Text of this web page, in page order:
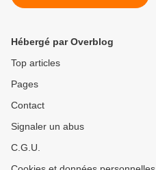
Hébergé par Overblog
Top articles
Pages
Contact
Signaler un abus
C.G.U.